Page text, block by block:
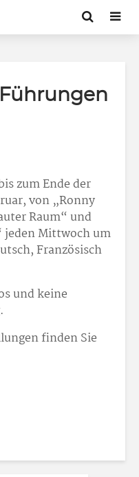
zum Ende der
von „Ronny
Raum“ und
jeden Mittwoch um
Französisch
und keine
finden Sie